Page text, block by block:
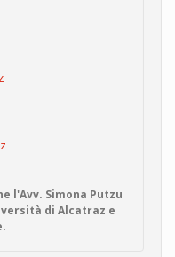
l'Avv. Simona Putzu
di Alcatraz e